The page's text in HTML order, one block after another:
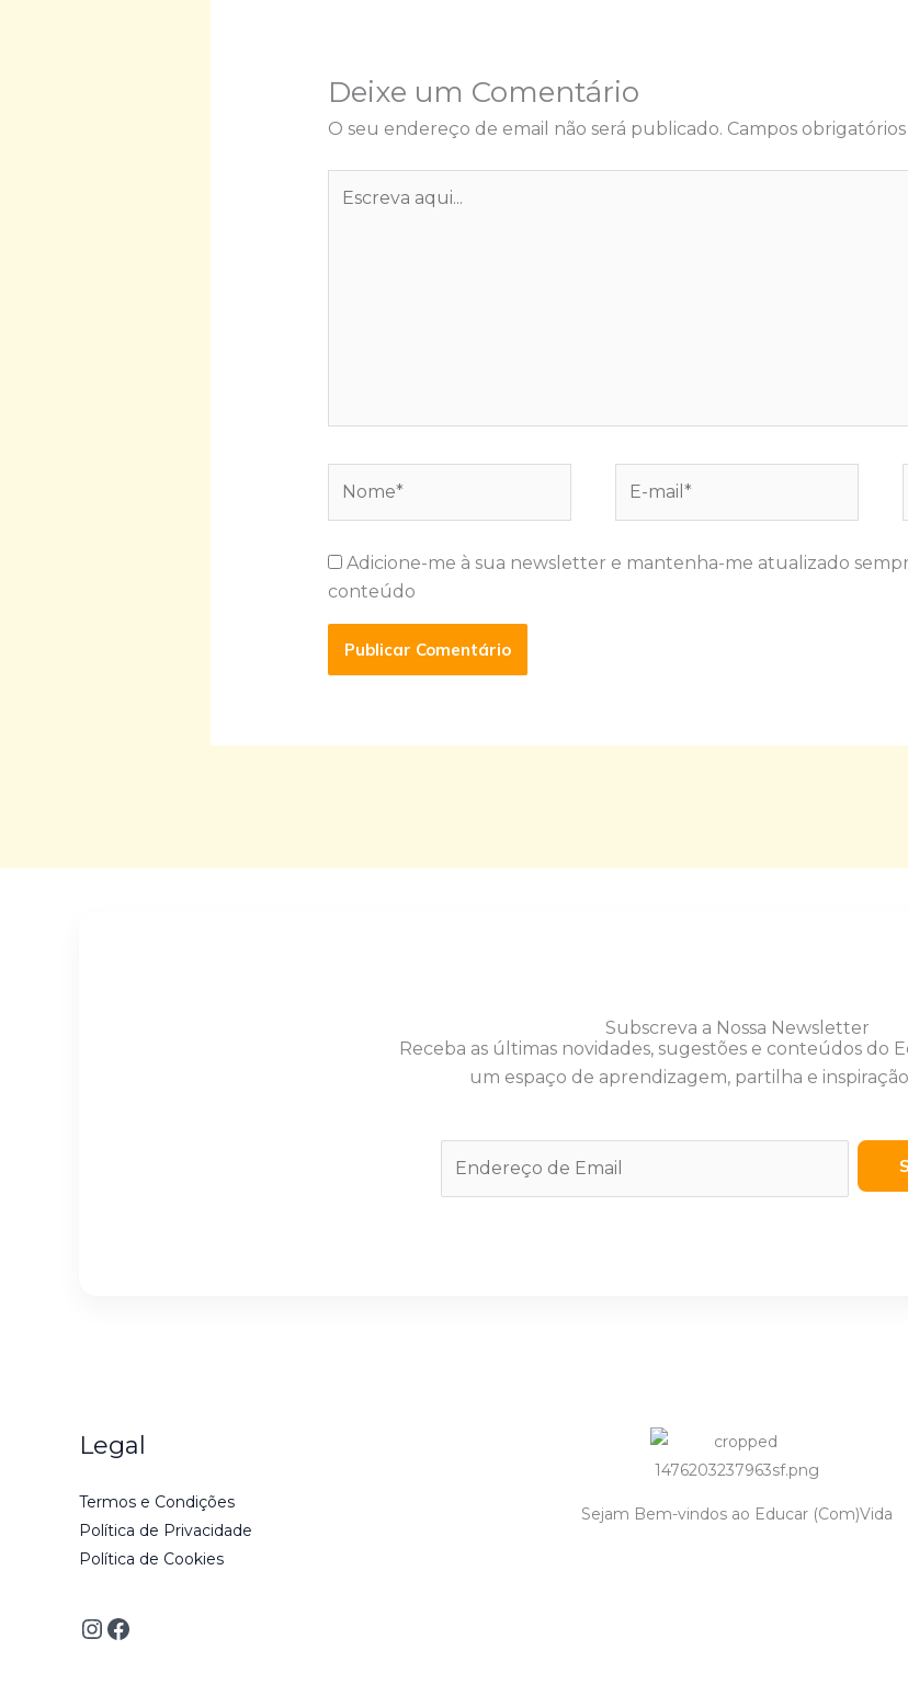
Deixe um Comentário
O seu endereço de email não será publicado. Campos
aqui...
mail*
Adicione-me à sua newsletter e mantenha-me atualizado
conteúdo
Subscreva a Nossa Newsletter
Receba as últimas novidades, sugestões e conteúdos do
um espaço de aprendizagem, partilha e
Legal
Termos e Condições
Política de Privacidade
Política de Cookies
Sejam Bem-vindos ao Educar (Com)Vida